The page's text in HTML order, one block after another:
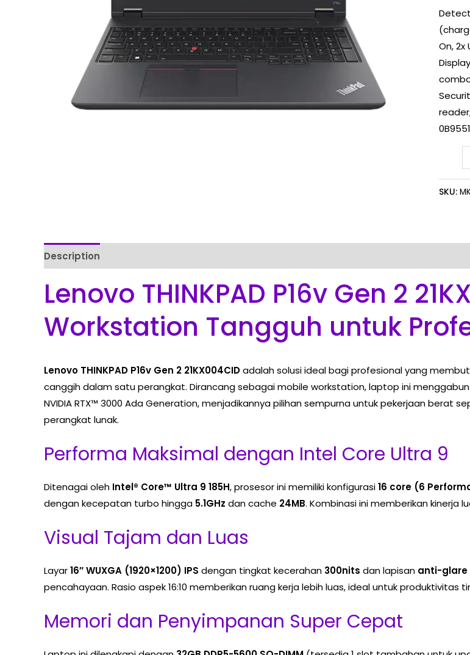
On,
SKU:
Description
Lenovo THINKPAD P16v Gen 2
Workstation Tangguh untuk
Lenovo THINKPAD P16v Gen 2 21KX004CIDadalah solusi ideal bagi profesional yang
canggih dalam satu perangkat. Dirancang sebagai mobile workstation, laptop ini
NVIDIA RTX™ 3000 Ada Generation, menjadikannya pilihan sempurna untuk pekerjaan berat
perangkat lunak.
Performa Maksimal dengan Intel Core Ultra 9
Ditenagai oleh Intel® Core™ Ultra 9 185H, prosesor ini memiliki konfigurasi16 core (6
dengan kecepatan turbo hingga 5.1GHz dan cache 24MB. Kombinasi ini memberikan kinerja
Visual Tajam dan Luas
Layar16″ WUXGA (1920×1200) IPS dengan tingkat kecerahan 300nits dan lapisan anti-glare
pencahayaan. Rasio aspek 16:10 memberikan ruang kerja lebih luas, ideal untuk produktivitas
Memori dan Penyimpanan Super Cepat